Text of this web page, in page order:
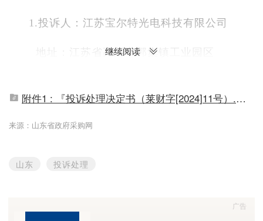
1.投诉人：江苏宝尔特光电科技有限公司
地址：江苏省高邮市郭集镇工业园区
地址：青岛市市北区重庆南路41号7栋4单元
继续阅读
附件1 : 『投诉处理决定书（莱财字[2024]11号）.pdf』
来源：山东省政府采购网
山东 投诉处理
广告